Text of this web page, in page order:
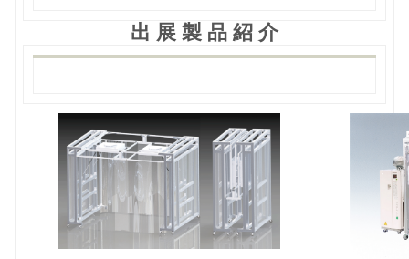
出 展 製 品 紹 介